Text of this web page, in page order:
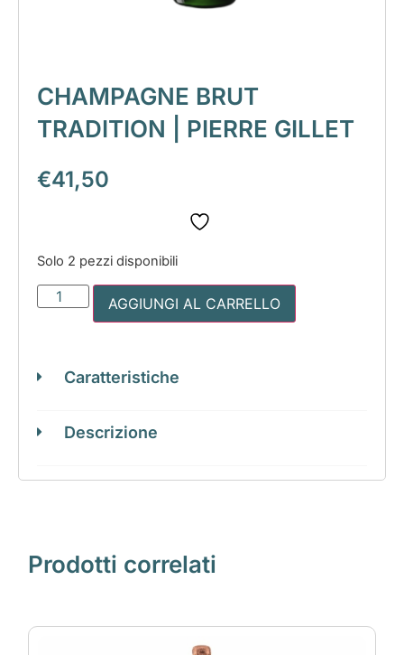
CHAMPAGNE BRUT
TRADITION | PIERRE GILLET
€41,50
Solo 2 pezzi disponibili
AGGIUNGI AL CARRELLO
Caratteristiche
Descrizione
Prodotti correlati